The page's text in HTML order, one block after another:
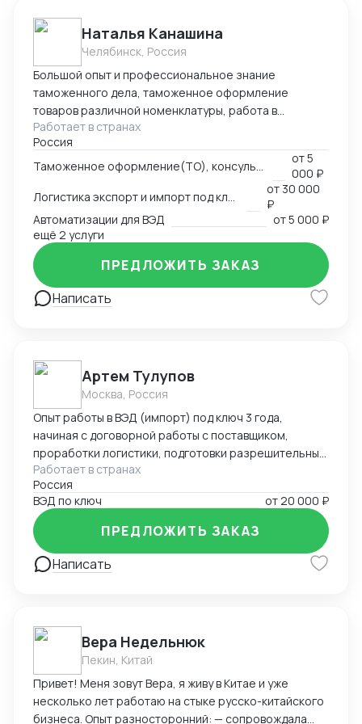
Наталья Канашина
Челябинск, Россия
Большой опыт и профессиональное знание
таможенного дела, таможенное оформление
товаров различной номенклатуры, работа в
компаниях - таможенного перевозчика и
таможенного представителя, владельца склада
временного хранения и таможенного
Работает в странах
Россия
от5
000 ₽
от 30 000
₽
Автоматизации для ВЭД
от5 000 ₽
ещё 2 услуги
Написать
ПРЕДЛОЖИТЬ ЗАКАЗ
Артем Тулупов
Москва, Россия
Опыт работы в ВЭД (импорт) под ключ 3 года,
начиная с договорной работы с поставщиком,
проработки логистики, подготовки разрешительных
документов (ТРТС и т.д.) оформления таможенной
декларации и доставки товара клиенту по
необходимому адресу в РФ
Работает в странах
Россия
ВЭД по ключ
от20 000 ₽
Написать
ПРЕДЛОЖИТЬ ЗАКАЗ
Вера Недельнюк
Пекин, Китай
Привет! Меня зовут Вера, я живу в Китае и уже
несколько лет работаю на стыке русско-китайского
бизнеса. Опыт разносторонний: — сопровождала